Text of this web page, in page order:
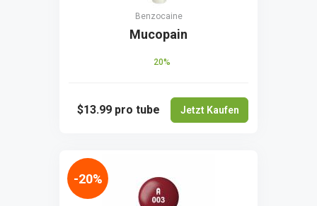
Benzocaine
Mucopain
20%
$13.99 pro tube Jetzt Kaufen
-20%